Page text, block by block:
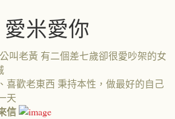
愛米愛你
叫老黃 有二個差七歲卻很愛吵架的女
喜歡老東西 秉持本性，做最好的自己
天
信